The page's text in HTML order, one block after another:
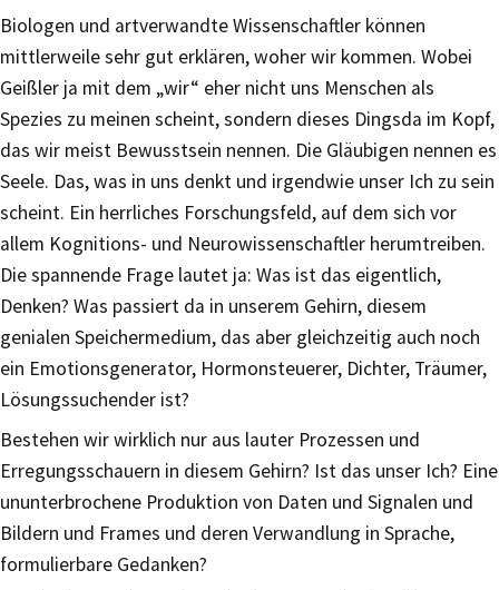
Biologen und artverwandte Wissenschaftler können
mittlerweile sehr gut erklären, woher wir kommen. Wobei
Geißler ja mit dem „wir“ eher nicht uns Menschen als
Spezies zu meinen scheint, sondern dieses Dingsda im Kopf,
das wir meist Bewusstsein nennen. Die Gläubigen nennen es
Seele. Das, was in uns denkt und irgendwie unser Ich zu sein
scheint. Ein herrliches Forschungsfeld, auf dem sich vor
allem Kognitions- und Neurowissenschaftler herumtreiben.
Die spannende Frage lautet ja: Was ist das eigentlich,
Denken? Was passiert da in unserem Gehirn, diesem
genialen Speichermedium, das aber gleichzeitig auch noch
ein Emotionsgenerator, Hormonsteuerer, Dichter, Träumer,
Lösungssuchender ist?
Bestehen wir wirklich nur aus lauter Prozessen und
Erregungsschauern in diesem Gehirn? Ist das unser Ich? Eine
ununterbrochene Produktion von Daten und Signalen und
Bildern und Frames und deren Verwandlung in Sprache,
formulierbare Gedanken?